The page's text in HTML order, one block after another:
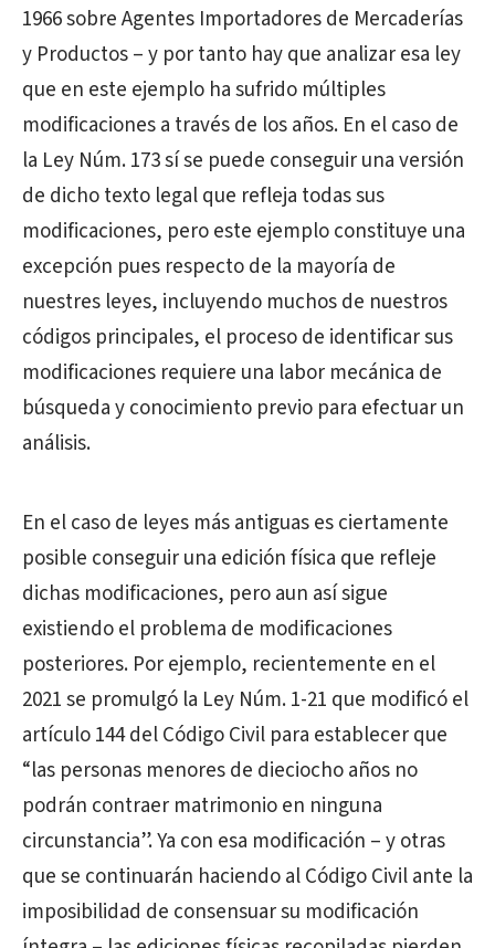
1966 sobre Agentes Importadores de Mercaderías
y Productos – y por tanto hay que analizar esa ley
que en este ejemplo ha sufrido múltiples
modificaciones a través de los años. En el caso de
la Ley Núm. 173 sí se puede conseguir una versión
de dicho texto legal que refleja todas sus
modificaciones, pero este ejemplo constituye una
excepción pues respecto de la mayoría de
nuestres leyes, incluyendo muchos de nuestros
códigos principales, el proceso de identificar sus
modificaciones requiere una labor mecánica de
búsqueda y conocimiento previo para efectuar un
análisis.
En el caso de leyes más antiguas es ciertamente
posible conseguir una edición física que refleje
dichas modificaciones, pero aun así sigue
existiendo el problema de modificaciones
posteriores. Por ejemplo, recientemente en el
2021 se promulgó la Ley Núm. 1-21 que modificó el
artículo 144 del Código Civil para establecer que
“las personas menores de dieciocho años no
podrán contraer matrimonio en ninguna
circunstancia”. Ya con esa modificación – y otras
que se continuarán haciendo al Código Civil ante la
imposibilidad de consensuar su modificación